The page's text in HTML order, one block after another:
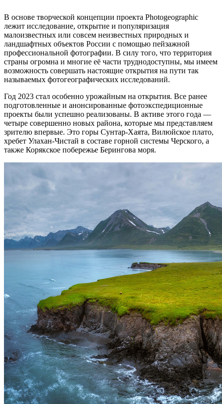
В основе творческой концепции проекта Photogeographic
лежит исследование, открытие и популяризация
малоизвестных или совсем неизвестных природных и
ландшафтных объектов России с помощью пейзажной
профессиональной фотографии. В силу того, что территория
страны огромна и многие её части труднодоступны, мы имеем
возможность совершать настоящие открытия на пути так
называемых фотогеографических исследований.
Год 2023 стал особенно урожайным на открытия. Все ранее
подготовленные и анонсированные фотоэкспедиционные
проекты были успешно реализованы. В активе этого года —
четыре совершенно новых района, которые мы представляем
зрителю впервые. Это горы Сунтар-Хаята, Вилюйское плато,
хребет Улахан-Чистай в составе горной системы Черского, а
также Корякское побережье Берингова моря.